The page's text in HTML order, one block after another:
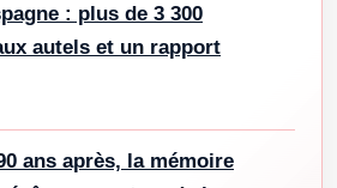
: plus de 3 300
autels et un rapport
ans après, la mémoire